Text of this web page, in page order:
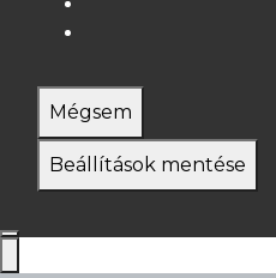
Mégsem
Beállítások mentése